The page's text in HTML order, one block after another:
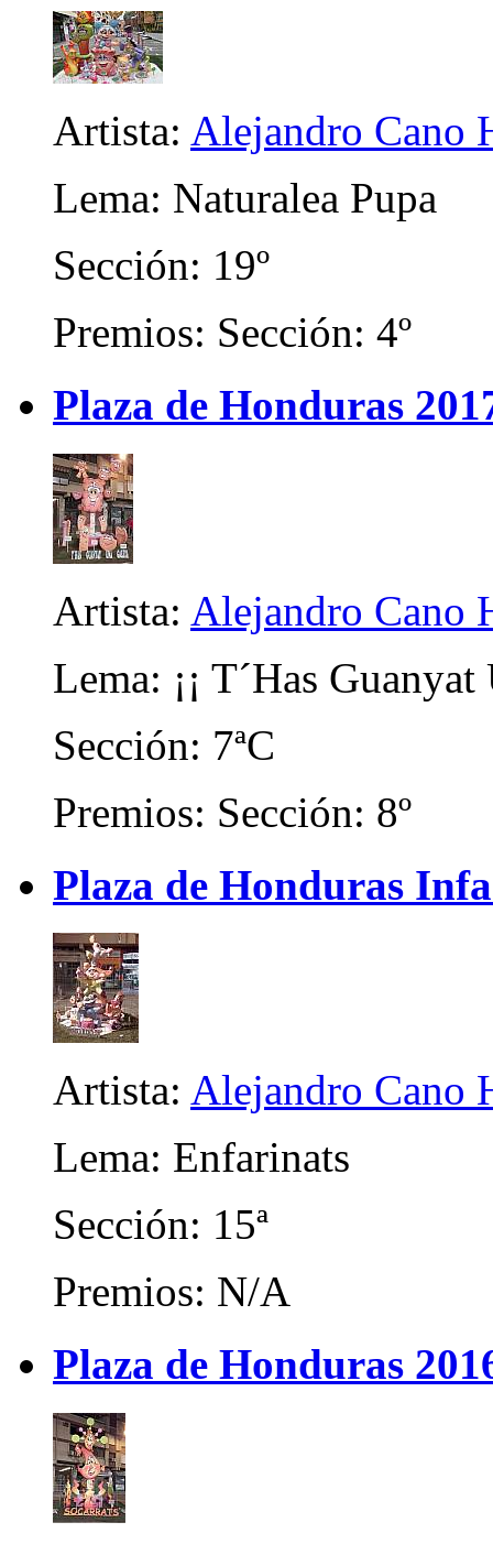
Artista: Alejandro Cano
Lema: Naturalea Pupa
Sección: 19º
Premios: Sección: 4º
Plaza de Honduras
Artista: Alejandro Cano
Lema: ¡¡ T´Has
Sección: 7ªC
Premios: Sección: 8º
Plaza de Honduras
Artista: Alejandro Cano
Lema: Enfarinats
Sección: 15ª
Premios: N/A
Plaza de Honduras